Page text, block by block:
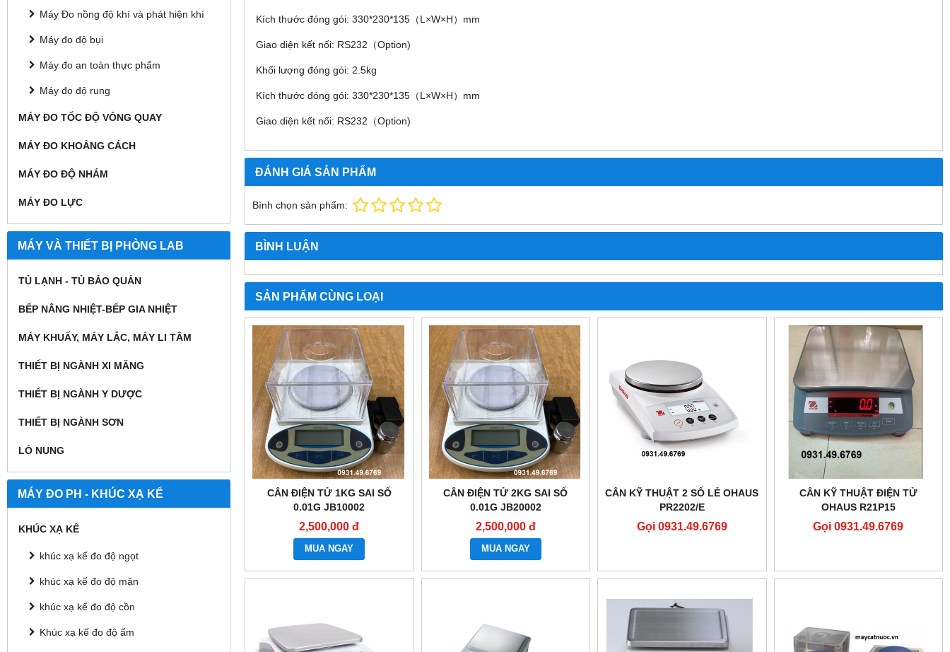
Máy Đo nồng độ khí và phát hiện khí
Máy đo độ bụi
Máy đo an toàn thực phẩm
Máy đo độ rung
MÁY ĐO TỐC ĐỘ VÒNG QUAY
MÁY ĐO KHOẢNG CÁCH
MÁY ĐO ĐỘ NHÁM
MÁY ĐO LỰC
MÁY VÀ THIẾT BỊ PHÒNG LAB
TỦ LẠNH - TỦ BẢO QUẢN
BẾP NÂNG NHIỆT-BẾP GIA NHIỆT
MÁY KHUẤY, MÁY LẮC, MÁY LI TÂM
THIẾT BỊ NGÀNH XI MĂNG
THIẾT BỊ NGÀNH Y DƯỢC
THIẾT BỊ NGÀNH SƠN
LÒ NUNG
MÁY ĐO PH - KHÚC XẠ KẾ
KHÚC XẠ KẾ
khúc xạ kế đo độ ngọt
khúc xạ kế đo độ mặn
khúc xạ kế đo độ cồn
Khúc xạ kế đo độ ẩm
Kích thước đóng gói: 330*230*135（L×W×H）mm
Giao diện kết nối: RS232（Option)
Khối lượng đóng gói: 2.5kg
Kích thước đóng gói: 330*230*135（L×W×H）mm
Giao diện kết nối: RS232（Option)
ĐÁNH GIÁ SẢN PHẨM
Bình chọn sản phẩm:
BÌNH LUẬN
SẢN PHẨM CÙNG LOẠI
CÂN ĐIỆN TỬ 1KG SAI SỐ
0.01G JB10002
2,500,000 đ
MUA NGAY
CÂN ĐIỆN TỬ 2KG SAI SỐ
0.01G JB20002
2,500,000 đ
MUA NGAY
CÂN KỸ THUẬT 2 SỐ LẺ OHAUS
PR2202/E
Gọi 0931.49.6769
CÂN KỸ THUẬT ĐIỆN TỬ
OHAUS R21P15
Gọi 0931.49.6769